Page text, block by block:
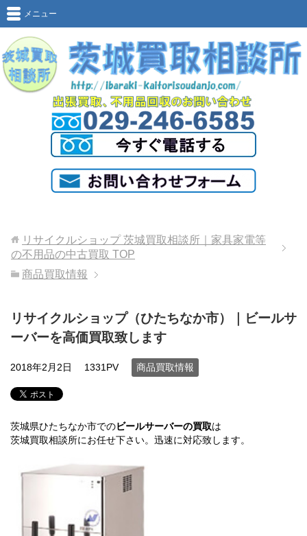
メニュー
リサイクルショップ 茨城買取相談所｜家具家電等
の不用品の中古買取 TOP
商品買取情報
リサイクルショップ（ひたちなか市）｜ビールサ
ーバーを高価買取致します
2018年2月2日 1331PV 商品買取情報
茨城県ひたちなか市でのビールサーバーの買取は
茨城買取相談所にお任せ下さい。迅速に対応致します。